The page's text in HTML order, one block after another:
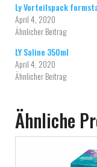
Ly Vorteilspack
April 4, 2020
Ähnlicher Beitrag
LY Saline 350ml
April 4, 2020
Ähnlicher Beitrag
Ähnliche